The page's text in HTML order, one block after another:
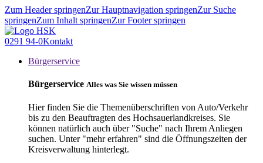
Zum Header springenZur Hauptnavigation springenZur Suche
springenZum Inhalt springenZur Footer springen
0291 94-0Kontakt
Bürgerservice
Bürgerservice Alles was Sie wissen müssen
Hier finden Sie die Themenüberschriften von Auto/Verkehr
bis zu den Beauftragten des Hochsauerlandkreises. Sie
können natürlich auch über "Suche" nach Ihrem Anliegen
suchen. Unter "mehr erfahren" sind die Öffnungszeiten der
Kreisverwaltung hinterlegt.